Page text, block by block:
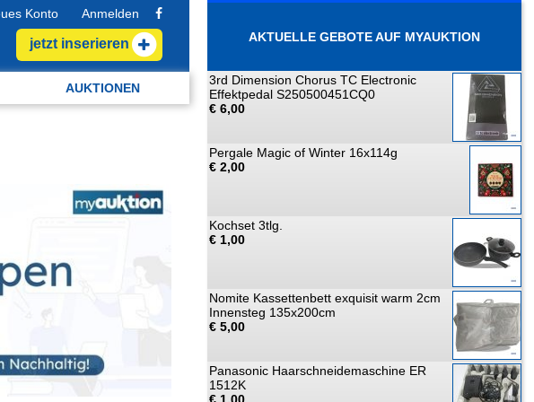
Konto Anmelden
jetzt inserieren
AUKTIONEN
AKTUELLE GEBOTE AUF MYAUKTION
3rd Dimension Chorus TC Electronic
Effektpedal S250500451CQ0
€ 6,00
Pergale Magic of Winter 16x114g
€ 2,00
Kochset 3tlg.
€ 1,00
Nomite Kassettenbett exquisit warm 2cm
Innensteg 135x200cm
€ 5,00
Panasonic Haarschneidemaschine ER
1512K